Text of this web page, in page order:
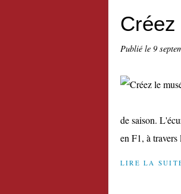
Publié le 9
de saison.
en F1, à
LIRE LA